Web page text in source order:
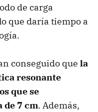
de carga
que daría tiempo a
conseguido que la
resonante
que se
de 7 cm. Además,